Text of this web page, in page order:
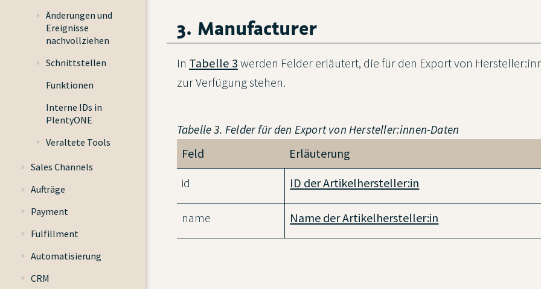
Änderungen und
Ereignisse
nachvollziehen
Schnittstellen
Funktionen
Interne IDs in
PlentyONE
Veraltete Tools
Sales Channels
Aufträge
Payment
Fulfillment
Automatisierung
CRM
3. Manufacturer
In Tabelle 3werden Felder erläutert, die für den Export von
zur Verfügung stehen.
Tabelle 3. Felder für den Export von Hersteller:innen-Daten
Feld
Erläuterung
id
ID der Artikelhersteller:in
name Name der Artikelhersteller:in